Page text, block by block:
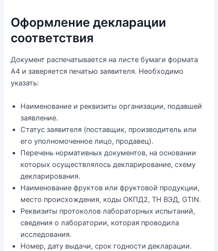
Оформление декларации
соответствия
Документ распечатывается на листе бумаги формата
А4 и заверяется печатью заявителя. Необходимо
указать:
Наименование и реквизиты организации, подавшей
заявление.
Статус заявителя (поставщик, производитель или
его уполномоченное лицо, продавец).
Перечень нормативных документов, на основании
которых осуществлялось декларирование, схему
декларирования.
Наименование фруктов или фруктовой продукции,
место происхождения, коды ОКПД2, ТН ВЭД, GTIN.
Реквизиты протоколов лабораторных испытаний,
сведения о лаборатории, которая проводила
исследования.
Номер, дату выдачи, срок годности декларации.